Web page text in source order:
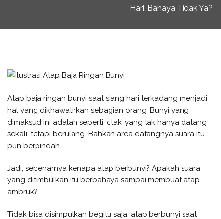
Hari, Bahaya Tidak Ya?
Atap baja ringan bunyi saat siang hari terkadang menjadi
hal yang dikhawatirkan sebagian orang. Bunyi yang
dimaksud ini adalah seperti ‘ctak’ yang tak hanya datang
sekali, tetapi berulang. Bahkan area datangnya suara itu
pun berpindah.
Jadi, sebenarnya kenapa atap berbunyi? Apakah suara
yang ditimbulkan itu berbahaya sampai membuat atap
ambruk?
Tidak bisa disimpulkan begitu saja, atap berbunyi saat